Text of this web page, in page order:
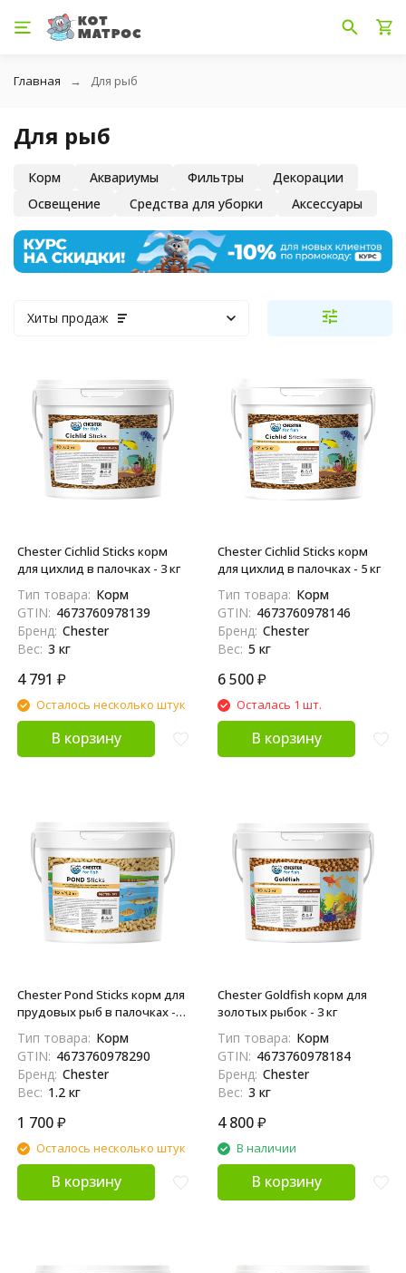
Главная Для рыб
Для рыб
Корм Аквариумы Фильтры
Декорации
Освещение
Средства для уборки Аксессуары
Хиты продаж
Chester Cichlid Sticks корм
для цихлид в палочках - 3 кг
Тип товара: Корм
GTIN: 4673760978139
Бренд: Chester
Вес: 3 кг
4 791 ₽
Осталось несколько штук
В корзину
Chester Cichlid Sticks корм
для цихлид в палочках - 5 кг
Тип товара: Корм
GTIN: 4673760978146
Бренд: Chester
Вес: 5 кг
6 500₽
Осталась 1 шт.
В корзину
Chester Pond Sticks корм для
прудовых рыб в палочках -
Тип товара: Корм
GTIN: 4673760978290
Бренд: Chester
Вес: 1.2 кг
1 700₽
Осталось несколько штук
В корзину
Chester Goldfish корм для
золотых рыбок - 3 кг
Тип товара: Корм
GTIN: 4673760978184
Бренд: Chester
Вес: 3 кг
4 800₽
В наличии
В корзину